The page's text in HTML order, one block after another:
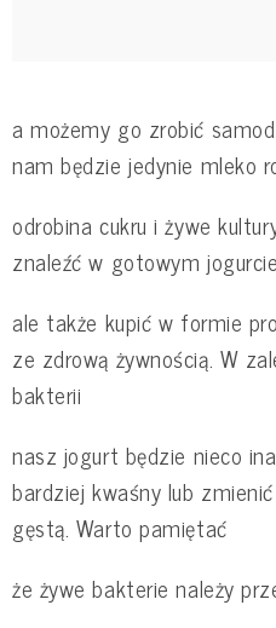
a możemy go zrobić
nam będzie jedynie mleko
odrobina cukru i żywe
znaleźć w gotowym jogurcie
ale także kupić w formie
ze zdrową żywnością. W
bakterii
nasz jogurt będzie nieco
bardziej kwaśny lub
gęstą. Warto pamiętać
że żywe bakterie należy